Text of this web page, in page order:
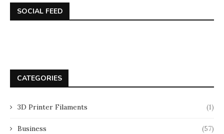
SOCIAL FEED
CATEGORIES
3D Printer Filaments (1)
Business (57)